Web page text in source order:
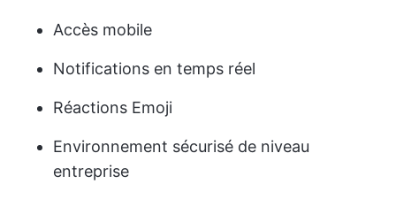
Accès mobile
Notifications en temps réel
Réactions Emoji
Environnement sécurisé de niveau
entreprise